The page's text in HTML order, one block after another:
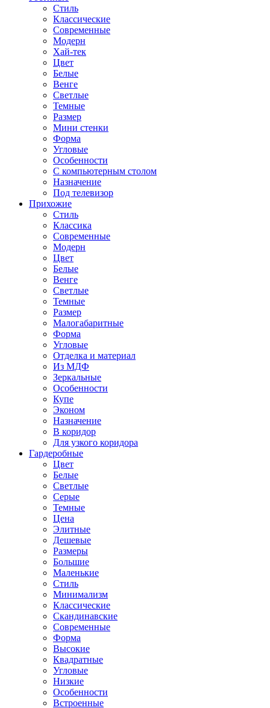
Стиль
Классические
Современные
Модерн
Хай-тек
Цвет
Белые
Венге
Светлые
Темные
Размер
Мини стенки
Форма
Угловые
Особенности
С компьютерным столом
Назначение
Под телевизор
Прихожие
Стиль
Классика
Современные
Модерн
Цвет
Белые
Венге
Светлые
Темные
Размер
Малогабаритные
Форма
Угловые
Отделка и материал
Из МДФ
Зеркальные
Особенности
Купе
Эконом
Назначение
В коридор
Для узкого коридора
Гардеробные
Цвет
Белые
Светлые
Серые
Темные
Цена
Элитные
Дешевые
Размеры
Большие
Маленькие
Стиль
Минимализм
Классические
Скандинавские
Современные
Форма
Высокие
Квадратные
Угловые
Низкие
Особенности
Встроенные